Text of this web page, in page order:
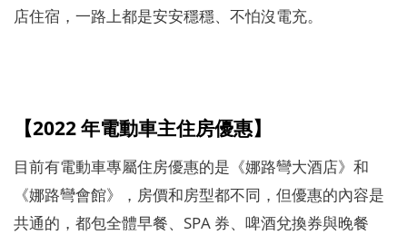
店住宿，一路上都是安安穩穩、不怕沒電充。
【2022 年電動車主住房優惠】
目前有電動車專屬住房優惠的是《娜路彎大酒店》和
《娜路彎會館》，房價和房型都不同，但優惠的內容是
共通的，都包全體早餐、SPA 券、啤酒兌換券與晚餐